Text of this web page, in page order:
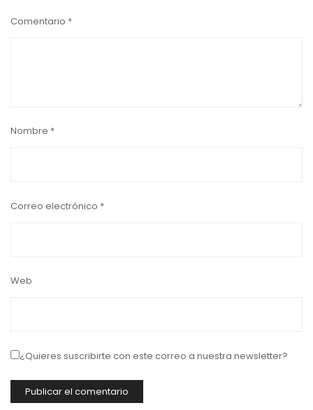
Comentario *
Nombre *
Correo electrónico *
Web
¿Quieres suscribirte con este correo a nuestra newsletter?